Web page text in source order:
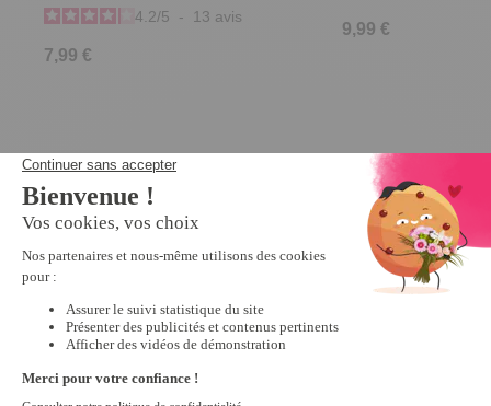
4.2/5 - 13 avis
7,99 €
9,99 €
Derniers articles consultés
Promo